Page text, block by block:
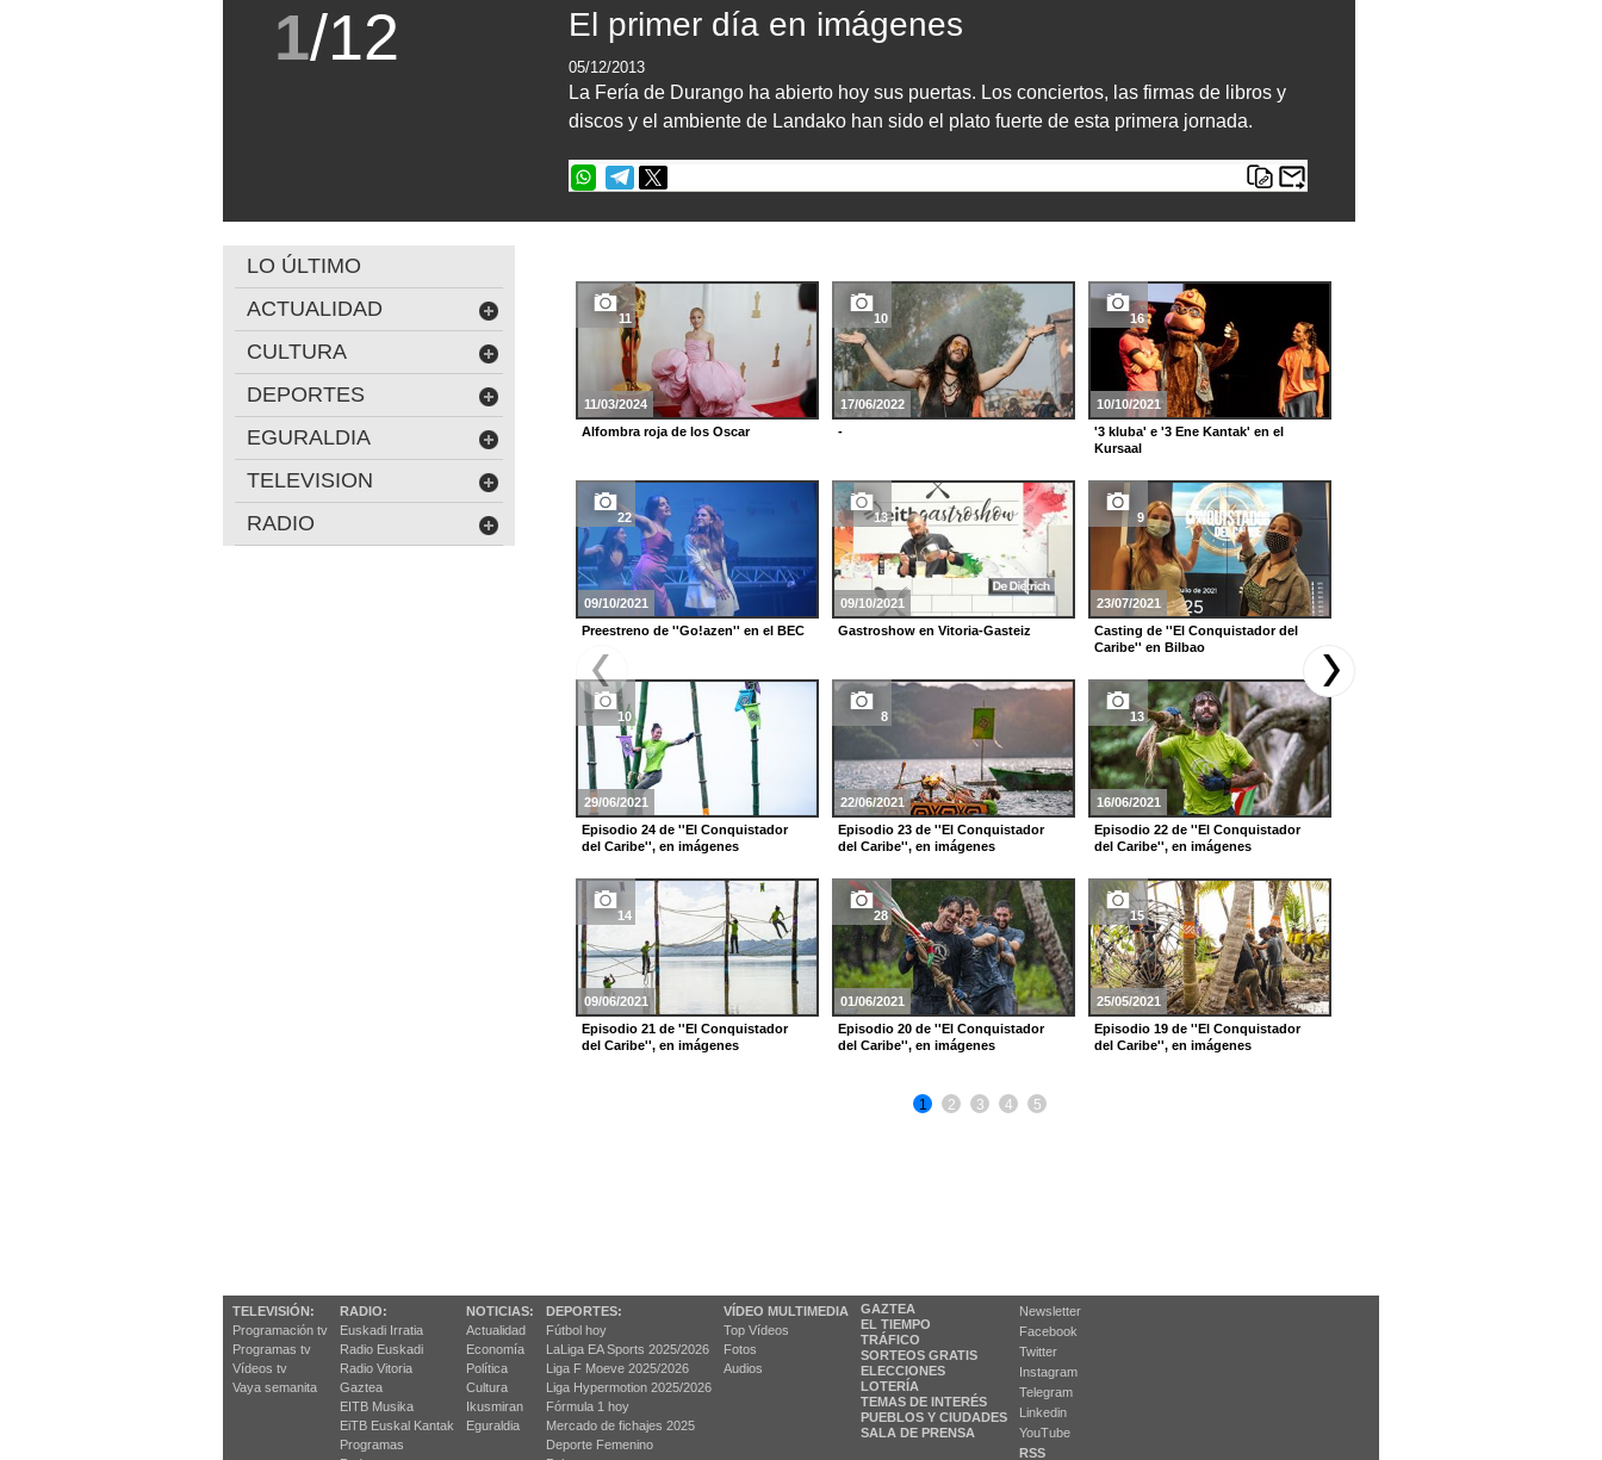
1/12 El primer día en imágenes
05/12/2013
La Fería de Durango ha abierto hoy sus puertas. Los conciertos, las firmas de libros y
discos y el ambiente de Landako han sido el plato fuerte de esta primera jornada.
LO ÚLTIMO
ACTUALIDAD
CULTURA
DEPORTES
EGURALDIA
TELEVISION
RADIO
11
11/03/2024
Alfombra roja de los Oscar
10
17/06/2022
-
16
10/10/2021
'3 kluba' e '3 Ene Kantak' en el
Kursaal
22
09/10/2021
Preestreno de ''Go!azen'' en el BEC
13
09/10/2021
Gastroshow en Vitoria-Gasteiz
9
23/07/2021
Casting de ''El Conquistador del
Caribe'' en Bilbao
10
29/06/2021
Episodio 24 de ''El Conquistador
del Caribe'', en imágenes
8
22/06/2021
Episodio 23 de ''El Conquistador
del Caribe'', en imágenes
13
16/06/2021
Episodio 22 de ''El Conquistador
del Caribe'', en imágenes
14
09/06/2021
Episodio 21 de ''El Conquistador
del Caribe'', en imágenes
28
01/06/2021
Episodio 20 de ''El Conquistador
del Caribe'', en imágenes
15
25/05/2021
Episodio 19 de ''El Conquistador
del Caribe'', en imágenes
1 2 3 4 5
TELEVISIÓN:
Programación tv
Programas tv
Vídeos tv
Vaya semanita
RADIO:
Euskadi Irratia
Radio Euskadi
Radio Vitoria
Gaztea
EITB Musika
EiTB Euskal Kantak
Programas
NOTICIAS:
Actualidad
Economía
Política
Cultura
Ikusmiran
Eguraldia
DEPORTES:
Fútbol hoy
LaLiga EA Sports 2025/2026
Liga F Moeve 2025/2026
Liga Hypermotion 2025/2026
Fórmula 1 hoy
Mercado de fichajes 2025
Deporte Femenino
VÍDEO MULTIMEDIA
Top Vídeos
Fotos
Audios
GAZTEA
EL TIEMPO
TRÁFICO
SORTEOS GRATIS
ELECCIONES
LOTERÍA
TEMAS DE INTERÉS
PUEBLOS Y CIUDADES
SALA DE PRENSA
Newsletter
Facebook
Twitter
Instagram
Telegram
Linkedin
YouTube
RSS